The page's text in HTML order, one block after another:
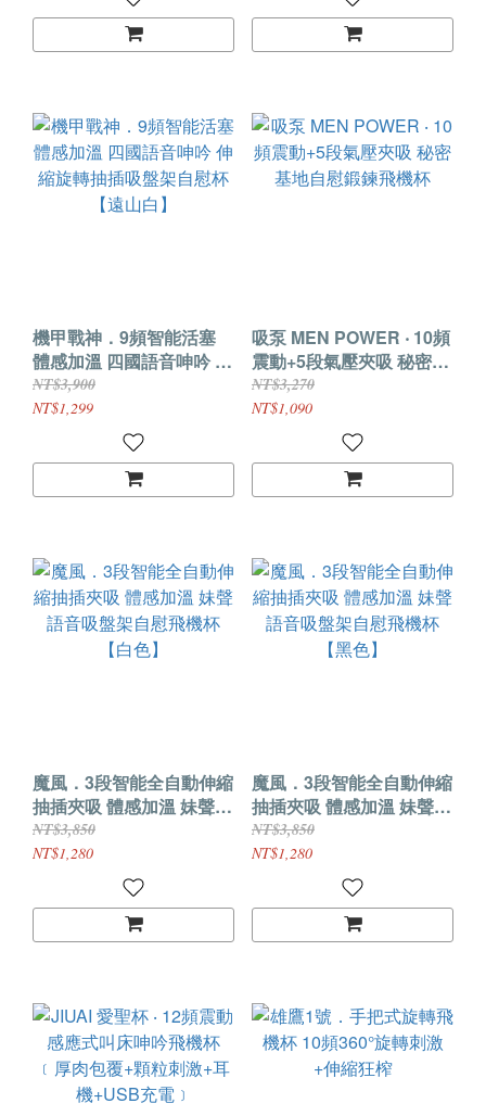
機甲戰神．9頻智能活塞
體感加溫 四國語音呻吟 伸
縮旋轉抽插吸盤架自慰杯
【遠山白】
NT$3,900
NT$1,299
吸泵 MEN POWER ‧ 10頻
震動+5段氣壓夾吸 秘密基
地自慰鍛鍊飛機杯
NT$3,270
NT$1,090
魔風．3段智能全自動伸縮
抽插夾吸 體感加溫 妹聲語
音吸盤架自慰飛機杯【白
色】
NT$3,850
NT$1,280
魔風．3段智能全自動伸縮
抽插夾吸 體感加溫 妹聲語
音吸盤架自慰飛機杯【黑
色】
NT$3,850
NT$1,280